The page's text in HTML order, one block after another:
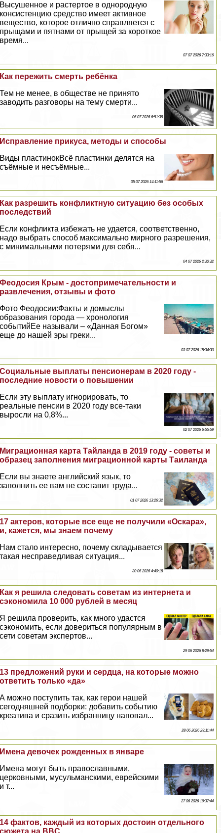
Высушенное и растертое в однородную
консистенцию средство имеет активное
вещество, которое отлично справляется с
прыщами и пятнами от прыщей за короткое
время...
07 07 2026 7:33:16
Как пережить cмepть ребёнка
Тем не менее, в обществе не принято
заводить разговоры на тему cмepти...
06 07 2026 6:51:38
Исправление прикуса, методы и способы
Виды пластинокВсё пластинки делятся на
съёмные и несъёмные...
05 07 2026 14:11:56
Как разрешить конфликтную ситуацию без особых
последствий
Если конфликта избежать не удается, соответственно,
надо выбрать способ максимально мирного разрешения,
с минимальными потерями для себя...
04 07 2026 2:30:32
Феодосия Крым - достопримечательности и
развлечения, отзывы и фото
Фото Феодосии:Факты и домыслы
образования города — хронология
событийЕе называли – «Данная Богом»
еще до нашей эры греки...
03 07 2026 15:34:30
Социальные выплаты пенсионерам в 2020 году -
последние новости о повышении
Если эту выплату игнорировать, то
реальные пенсии в 2020 году все-таки
выросли на 0,8%...
02 07 2026 6:55:59
Миграционная карта Тайланда в 2019 году - советы и
образец заполнения миграционной карты Таиланда
Если вы знаете английский язык, то
заполнить ее вам не составит труда...
01 07 2026 13:26:32
17 актеров, которые все еще не получили «Оскара»,
и, кажется, мы знаем почему
Нам стало интересно, почему складывается
такая несправедливая ситуация...
30 06 2026 4:40:18
Как я решила следовать советам из интернета и
сэкономила 10 000 рублей в месяц
Я решила проверить, как много удастся
сэкономить, если довериться популярным в
сети советам экспертов...
29 06 2026 8:29:54
13 предложений руки и сердца, на которые можно
ответить только «да»
А можно поступить так, как герои нашей
сегодняшней подборки: добавить событию
креатива и сразить избранницу наповал...
28 06 2026 23:11:44
Имена девочек рожденных в январе
Имена могут быть православными,
церковными, мусульманскими, еврейскими
и т...
27 06 2026 19:37:44
14 фактов, каждый из которых достоин отдельного